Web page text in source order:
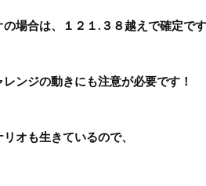
の場合は、１２１.３８越えで確定で
ンジの動きにも注意が必要です！
リオも生きているので、